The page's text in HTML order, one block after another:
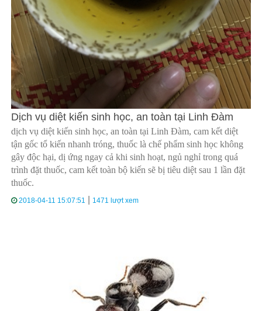
Dịch vụ diệt kiến sinh học, an toàn tại Linh Đàm
dịch vụ diệt kiến sinh học, an toàn tại Linh Đàm, cam kết diệt
tận gốc tổ kiến nhanh tróng, thuốc là chế phẩm sinh học không
gây độc hại, dị ứng ngay cả khi sinh hoạt, ngủ nghỉ trong quá
trình đặt thuốc, cam kết toàn bộ kiến sẽ bị tiêu diệt sau 1 lần đặt
thuốc.
2018-04-11 15:07:51 1471 lượt xem